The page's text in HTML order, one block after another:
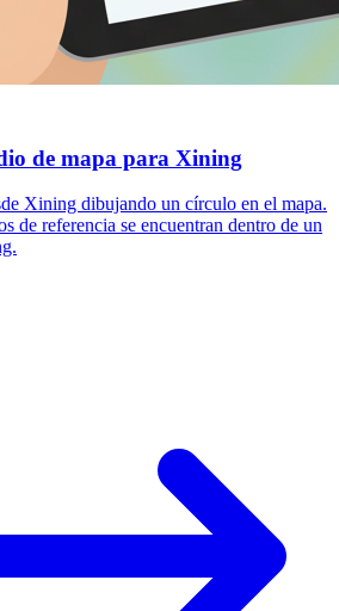
de mapa para Xining
Xining dibujando un círculo en el mapa.
de referencia se encuentran dentro de un